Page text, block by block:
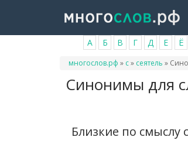
основному
А Б В Г Д Е Ё
Вы
многослов.рф » с» сеятель »
Синонимы для
Близкие по смыслу